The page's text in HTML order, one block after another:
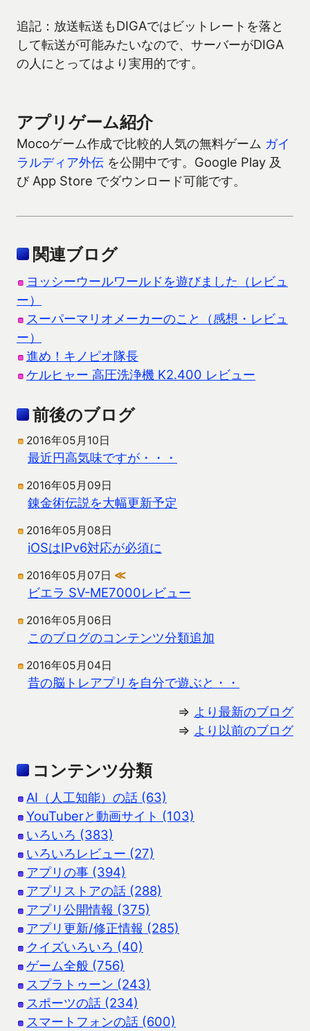
追記：放送転送もDIGAではビットレートを落と
して転送が可能みたいなので、サーバーがDIGA
の人にとってはより実用的です。
アプリゲーム紹介
Mocoゲーム作成で比較的人気の無料ゲーム ガイ
ラルディア外伝 を公開中です。Google Play 及
び App Store でダウンロード可能です。
関連ブログ
ヨッシーウールワールドを遊びました（レビュ
ー）
スーパーマリオメーカーのこと（感想・レビュ
ー）
進め！キノピオ隊長
ケルヒャー 高圧洗浄機 K2.400 レビュー
前後のブログ
2016年05月10日
最近円高気味ですが・・・
2016年05月09日
錬金術伝説を大幅更新予定
2016年05月08日
iOSはIPv6対応が必須に
2016年05月07日 ≪
ビエラ SV-ME7000レビュー
2016年05月06日
このブログのコンテンツ分類追加
2016年05月04日
昔の脳トレアプリを自分で遊ぶと・・
⇒ より最新のブログ
⇒ より以前のブログ
コンテンツ分類
AI（人工知能）の話 (63)
YouTuberと動画サイト (103)
いろいろ (383)
いろいろレビュー (27)
アプリの事 (394)
アプリストアの話 (288)
アプリ公開情報 (375)
アプリ更新/修正情報 (285)
クイズいろいろ (40)
ゲーム全般 (756)
スプラトゥーン (243)
スポーツの話 (234)
スマートフォンの話 (600)